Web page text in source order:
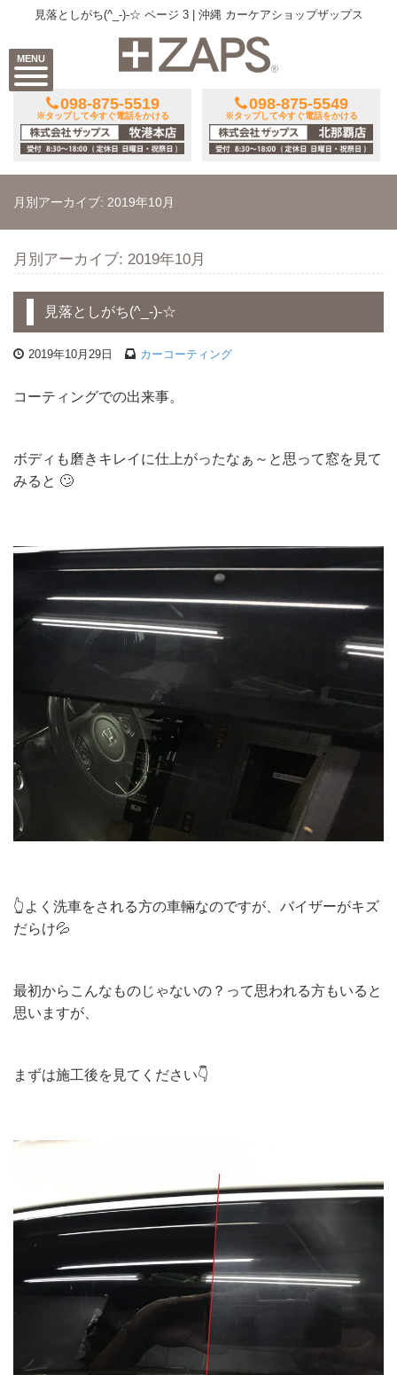
MENU
見落としがち(^_-)-☆ ページ 3 | 沖縄 カーケアショップザップス
098-875-5519
※タップして今すぐ電話をかける
098-875-5549
※タップして今すぐ電話をかける
月別アーカイブ: 2019年10月
月別アーカイブ: 2019年10月
見落としがち(^_-)-☆
2019年10月29日 カーコーティング
コーティングでの出来事。
ボディも磨きキレイに仕上がったなぁ～と思って窓を見て
みると 🙄
👆よく洗車をされる方の車輛なのですが、バイザーがキズ
だらけ💦
最初からこんなものじゃないの？って思われる方もいると
思いますが、
まずは施工後を見てください👇